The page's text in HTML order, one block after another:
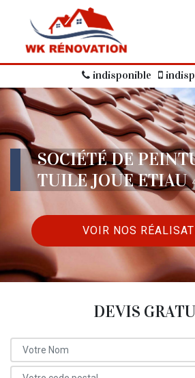
indisponible
SOCIÉTÉ DE
TUILE JOUE ETIAU
VOIR NOS
DEVIS